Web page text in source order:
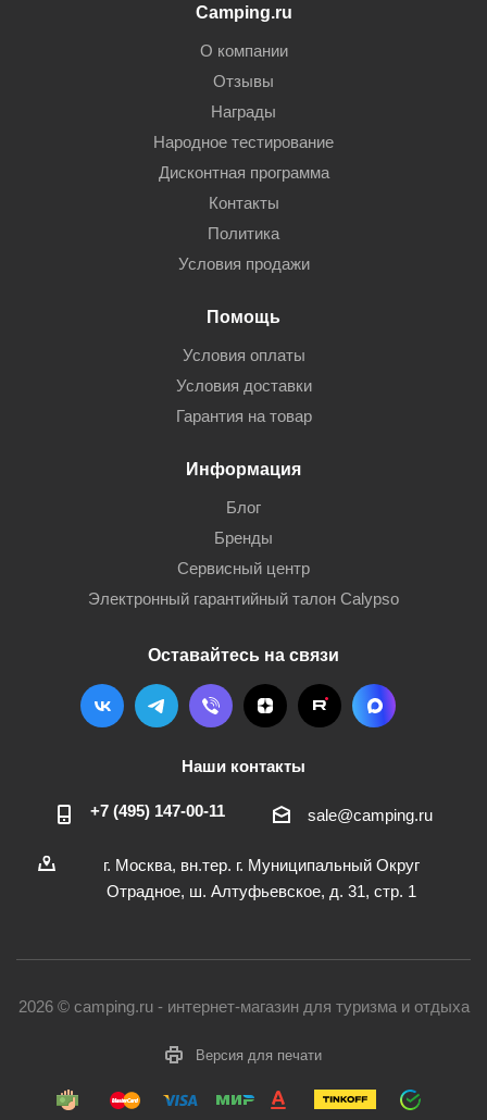
Camping.ru
О компании
Отзывы
Награды
Народное тестирование
Дисконтная программа
Контакты
Политика
Условия продажи
Помощь
Условия оплаты
Условия доставки
Гарантия на товар
Информация
Блог
Бренды
Сервисный центр
Электронный гарантийный талон Calypso
Оставайтесь на связи
Наши контакты
+7 (495) 147-00-11 sale@camping.ru
г. Москва, вн.тер. г. Муниципальный Округ
Отрадное, ш. Алтуфьевское, д. 31, стр. 1
2026 © camping.ru - интернет-магазин для туризма и отдыха
Версия для печати